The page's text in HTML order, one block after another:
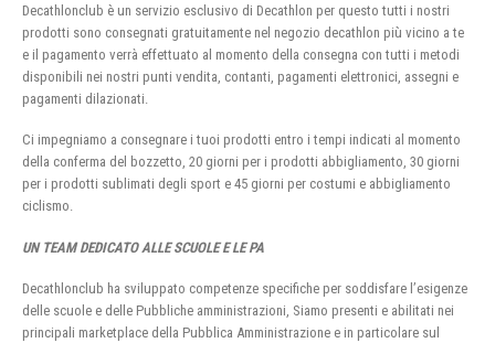
Decathlonclub è un servizio esclusivo di Decathlon per questo tutti i nostri
prodotti sono consegnati gratuitamente nel negozio decathlon più vicino a te
e il pagamento verrà effettuato al momento della consegna con tutti i metodi
disponibili nei nostri punti vendita, contanti, pagamenti elettronici, assegni e
pagamenti dilazionati.
Ci impegniamo a consegnare i tuoi prodotti entro i tempi indicati al momento
della conferma del bozzetto, 20 giorni per i prodotti abbigliamento, 30 giorni
per i prodotti sublimati degli sport e 45 giorni per costumi e abbigliamento
ciclismo.
UN TEAM DEDICATO ALLE SCUOLE E LE PA
Decathlonclub ha sviluppato competenze specifiche per soddisfare l’esigenze
delle scuole e delle Pubbliche amministrazioni, Siamo presenti e abilitati nei
principali marketplace della Pubblica Amministrazione e in particolare sul